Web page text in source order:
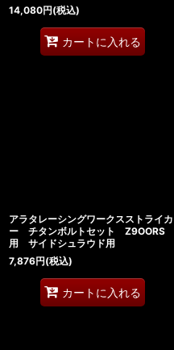
14,080円(税込)
カートに入れる
アラタレーシングワークスストライカ
ー チタンボルトセット Z9OORS
用 サイドシュラウド用
7,876円(税込)
カートに入れる